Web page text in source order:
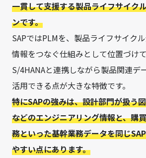
一貫して支援する製品ライフサイク
ンです。
SAPではPLMを、製品ライフサイク
情報をつなぐ仕組みとして位置づけ
S/4HANAと連携しながら製品関連デ
活用できる点が大きな特徴です。
特にSAPの強みは、設計部門が扱う
などのエンジニアリング情報と、購
務といった基幹業務データを同じ
やすい点にあります。